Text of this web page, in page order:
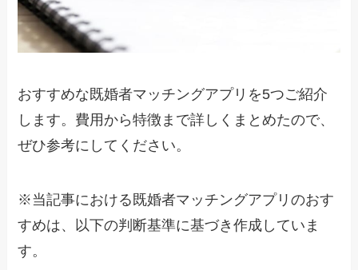
おすすめな既婚者マッチングアプリを5つご紹介
します。費用から特徴まで詳しくまとめたので、
ぜひ参考にしてください。
※当記事における既婚者マッチングアプリのおす
すめは、以下の判断基準に基づき作成していま
す。